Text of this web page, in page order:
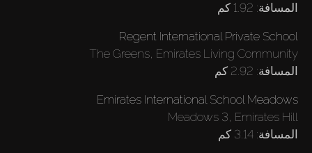
المسافة: 1.92 كم
Regent International Private School
The Greens, Emirates Living Community
المسافة: 2.92 كم
Emirates International School Meadows
Meadows 3, Emirates Hill
المسافة: 3.14 كم